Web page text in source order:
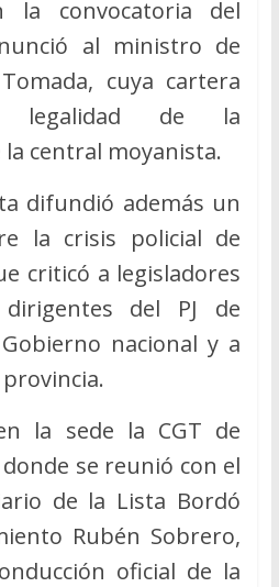
la convocatoria del
al ministro de
cuya cartera
legalidad de la
central moyanista.
difundió además un
la crisis policial de
criticó a legisladores
del PJ de
nacional y a
la sede la CGT de
se reunió con el
de la Lista Bordó
Rubén Sobrero,
oficial de la